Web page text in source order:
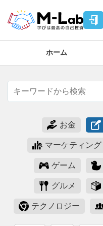
ホーム
お金
マーケティング
ゲーム
グルメ
テクノロジー